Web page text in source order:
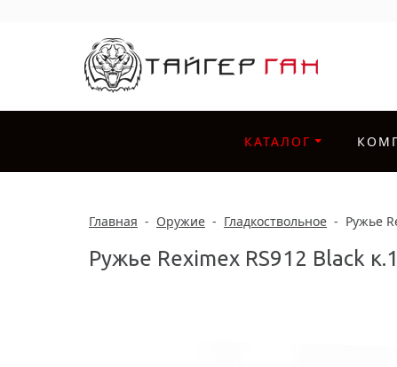
КАТАЛОГ
Главная - Оружие - Гладкоствольное - Ружье
Ружье Reximex RS912 Black